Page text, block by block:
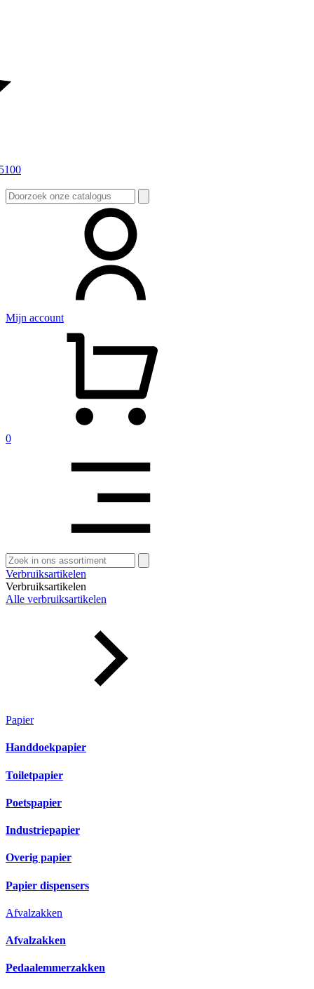
Zoeken
naar:
Mijn account
0
Zoeken
naar:
Verbruiksartikelen
Verbruiksartikelen
Alle verbruiksartikelen
Papier
Handdoekpapier
Toiletpapier
Poetspapier
Industriepapier
Overig papier
Papier dispensers
Afvalzakken
Afvalzakken
Pedaalemmerzakken